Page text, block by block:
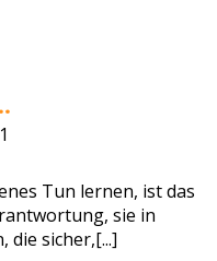
Tun lernen, ist das
sie in
die sicher,[...]
SIE MICH